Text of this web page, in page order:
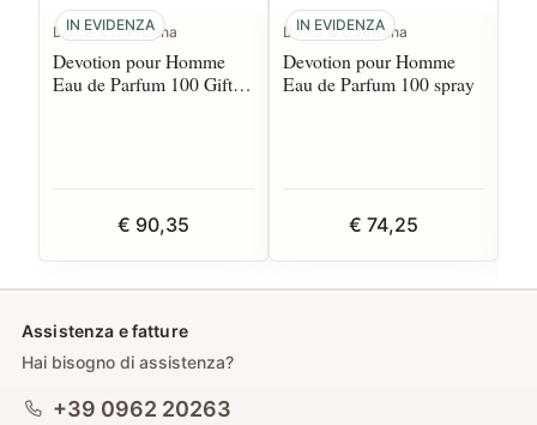
IN EVIDENZA
Dolce & Gabbana
Devotion pour Homme
Eau de Parfum 100 Gift
€ 90,35
IN EVIDENZA
Dolce & Gabbana
Devotion pour Homme
Eau de Parfum 100 spray
€ 74,25
Assistenza e fatture
Hai bisogno di assistenza?
+39 0962 20263